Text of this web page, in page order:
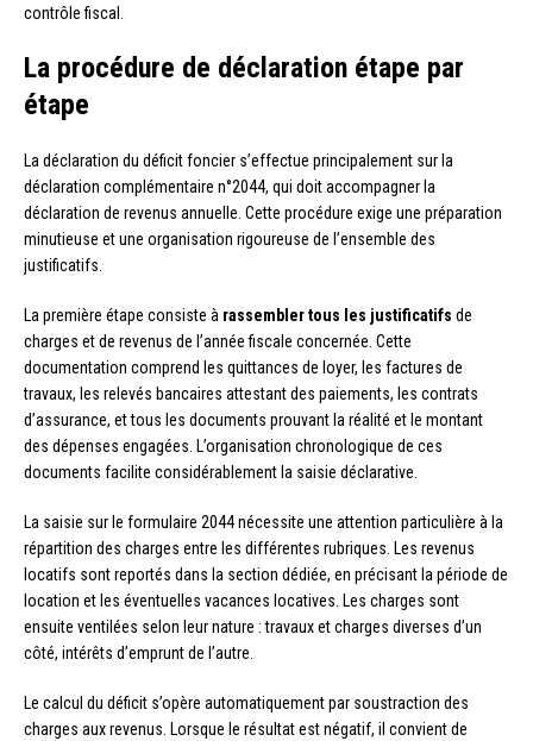
contrôle fiscal.
La procédure de déclaration étape par
étape
La déclaration du déficit foncier s’effectue principalement sur la
déclaration complémentaire n°2044, qui doit accompagner la
déclaration de revenus annuelle. Cette procédure exige une préparation
minutieuse et une organisation rigoureuse de l’ensemble des
justificatifs.
La première étape consiste à rassembler tous les justificatifs de
charges et de revenus de l’année fiscale concernée. Cette
documentation comprend les quittances de loyer, les factures de
travaux, les relevés bancaires attestant des paiements, les contrats
d’assurance, et tous les documents prouvant la réalité et le montant
des dépenses engagées. L’organisation chronologique de ces
documents facilite considérablement la saisie déclarative.
La saisie sur le formulaire 2044 nécessite une attention particulière à la
répartition des charges entre les différentes rubriques. Les revenus
locatifs sont reportés dans la section dédiée, en précisant la période de
location et les éventuelles vacances locatives. Les charges sont
ensuite ventilées selon leur nature : travaux et charges diverses d’un
côté, intérêts d’emprunt de l’autre.
Le calcul du déficit s’opère automatiquement par soustraction des
charges aux revenus. Lorsque le résultat est négatif, il convient de